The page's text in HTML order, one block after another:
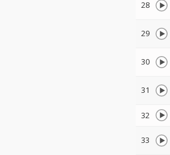
28
29
30
31
32
33